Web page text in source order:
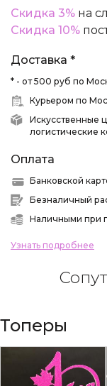
Скидка 3% на
Скидка 10%
Доставка *
* - от 500 руб по
Курьером по
Искусственные
логистические
Оплата
Банковской
Безналичный
Наличными при
Узнать подробнее
Топеры